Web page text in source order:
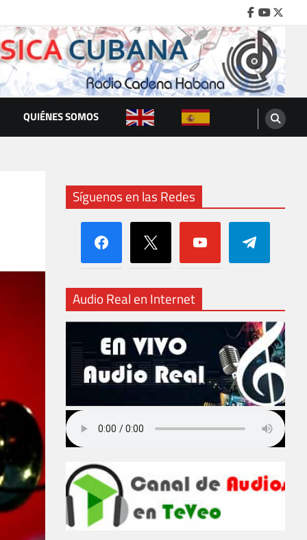
Facebook
Youtube
QUIÉNES SOMOS
Síguenos en las Redes
facebook x youtube telegram
Audio Real en Internet